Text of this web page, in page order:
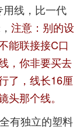
线，比一代
注意：别的设
能联接接C口
，你非要买去
了，线长16厘
那个线。
有独立的塑料